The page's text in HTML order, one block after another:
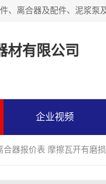
材有限公司
企业视频
合器报价表 摩擦瓦开有磨